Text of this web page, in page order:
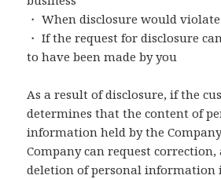
・ When disclosure would
・ If the request for disclosure
to have been made by you
As a result of disclosure, if the
determines that the content of
information held by the
Company can request
deletion of personal information